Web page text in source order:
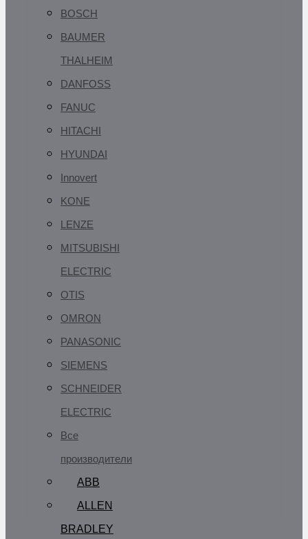
BOSCH
BAUMER
THALHEIM
DANFOSS
FANUC
HITACHI
HYUNDAI
Innovert
KONE
LENZE
MITSUBISHI
ELECTRIC
OTIS
OMRON
PANASONIC
SIEMENS
SCHNEIDER
ELECTRIC
Все
производители
ABB
ALLEN
BRADLEY